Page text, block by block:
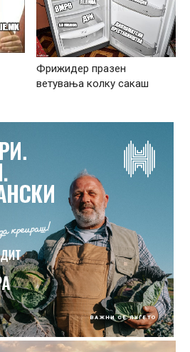
Фрижидер празен
ветувања колку сакаш